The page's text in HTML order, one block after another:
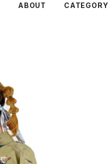
ABOUT CATEGORY